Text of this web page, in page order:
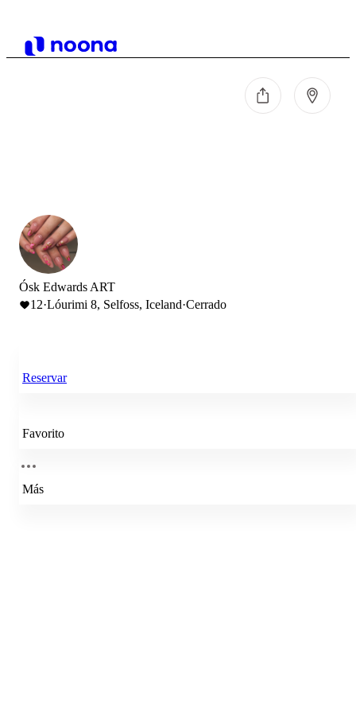
Ósk Edwards ART
12·Lóurimi 8, Selfoss, Iceland·Cerrado
Reservar
Favorito
Más